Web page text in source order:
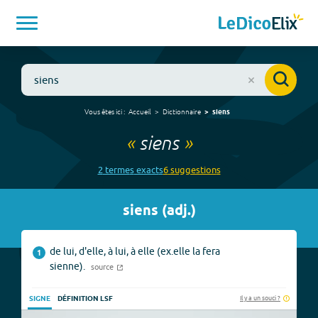
Vous êtes ici : Accueil Dictionnaire siens
«siens»
2 termesexacts6suggestions
siens (adj.)
1
de lui, d'elle, à lui, à elle (ex.elle la fera
sienne).
source
SIGNE DÉFINITION LSF Il y a un souci ?